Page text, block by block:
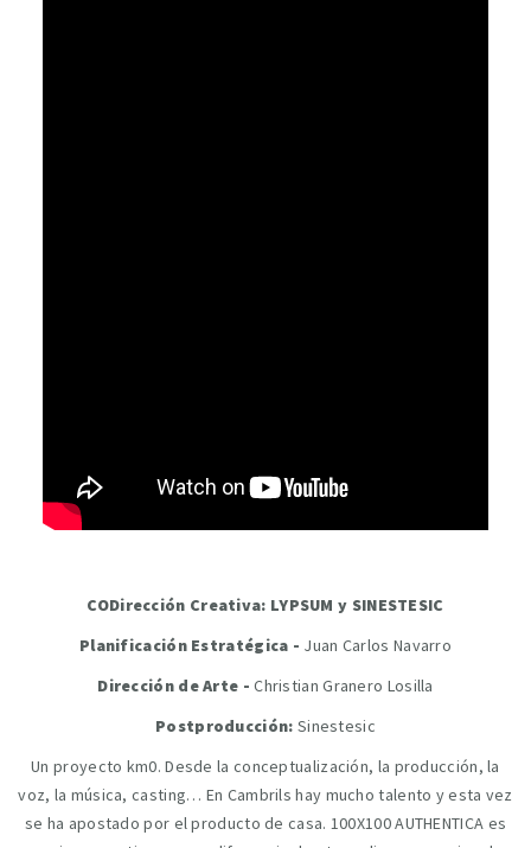
CODirección Creativa: LYPSUM y SINESTESIC
Planificación Estratégica - Juan Carlos Navarro
Dirección de Arte - Christian Granero Losilla
Postproducción: Sinestesic
Un proyecto km0. Desde la conceptualización, la producción, la
voz, la música, casting… En Cambrils hay mucho talento y esta vez
se ha apostado por el producto de casa. 100X100 AUTHENTICA es